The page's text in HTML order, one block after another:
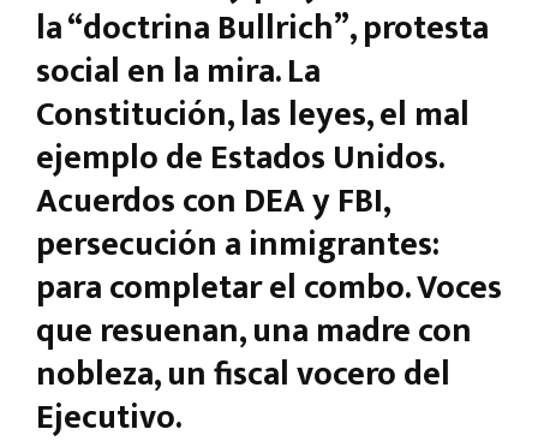
la “doctrina Bullrich”, protesta
social en la mira. La
Constitución, las leyes, el mal
ejemplo de Estados Unidos.
Acuerdos con DEA y FBI,
persecución a inmigrantes:
para completar el combo. Voces
que resuenan, una madre con
nobleza, un fiscal vocero del
Ejecutivo.